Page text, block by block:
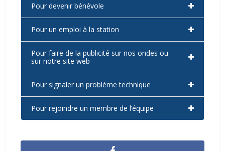
Pour devenir bénévole
Pour un emploi à la station
Pour faire de la publicité sur nos ondes ou
sur notre site web
Pour signaler un problème technique
Pour rejoindre un membre de l’équipe